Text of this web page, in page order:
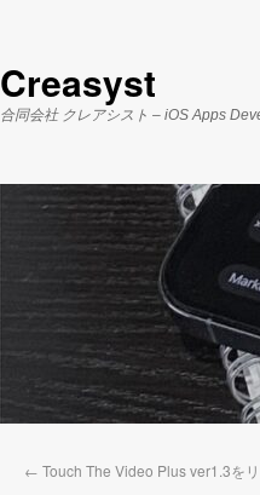
Creasyst
合同会社 クレアシスト – iOS Apps
← Touch The Video Plus ver1.3をリ